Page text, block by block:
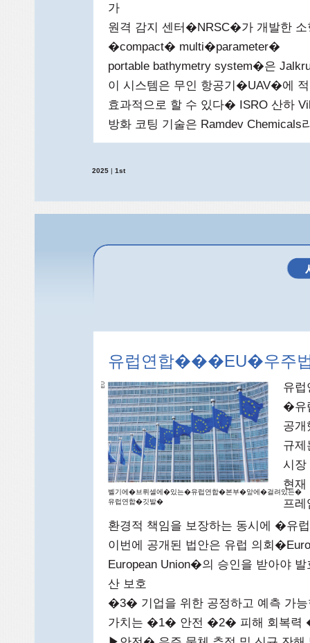
가
원격 감지 센터�NRSC�가 개발한 소
�compact� multi�parameter�
portable bathymetry system�은
이 시스템은 무인 항공기�UAV�에
효과적으로 할 수 있다� ISRO 산하
방화 코팅 기술은 Ramdev
2025 | 1st
유럽연합���EU�우주
유
�유
공
규
시장
현
프
환경적 책임을 보장하는 동시에 �유
이번에 공개된 법안은 유럽 의회
European Union�의 승인을 받아야
산 보호
�3� 기업을 위한 공정하고 예측 가
가치는 �1� 안전 �2� 피해 회복력
벨기에�브뤼셀에�있는�유럽연합�본부�앞에�걸려있는�
유럽연합�깃발�
EU